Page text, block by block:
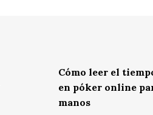
Cómo leer el
en póker online
manos